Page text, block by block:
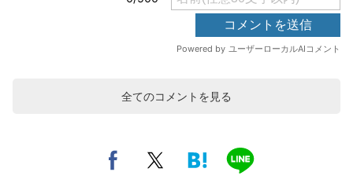
全てのコメントを見る